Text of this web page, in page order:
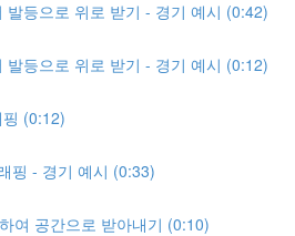
발등으로 위로 받기 - 경기 예시 (0:42)
발등으로 위로 받기 - 경기 예시 (0:12)
(0:12)
핑 - 경기 예시 (0:33)
여 공간으로 받아내기 (0:10)